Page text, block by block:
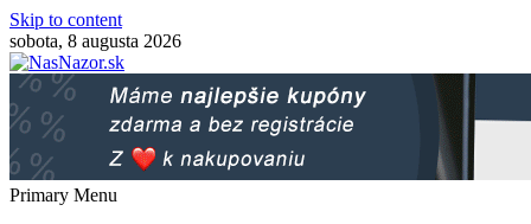
Skip to content
sobota, 8 augusta 2026
Primary Menu